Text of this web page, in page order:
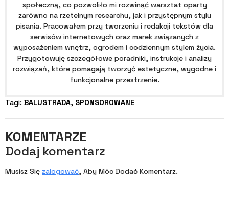
społeczną, co pozwoliło mi rozwinąć warsztat oparty
zarówno na rzetelnym researchu, jak i przystępnym stylu
pisania. Pracowałem przy tworzeniu i redakcji tekstów dla
serwisów internetowych oraz marek związanych z
wyposażeniem wnętrz, ogrodem i codziennym stylem życia.
Przygotowuję szczegółowe poradniki, instrukcje i analizy
rozwiązań, które pomagają tworzyć estetyczne, wygodne i
funkcjonalne przestrzenie.
Tagi: BALUSTRADA SPONSOROWANE
KOMENTARZE
Dodaj komentarz
Musisz Się zalogować, Aby Móc Dodać Komentarz.